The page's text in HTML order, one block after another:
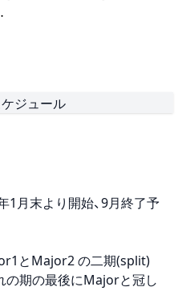
1月末より開始、9月終了予
とMajor2 の二期(split)
の期の最後にMajorと冠し